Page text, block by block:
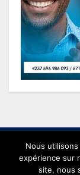
Nous
expérience sur
site, nous